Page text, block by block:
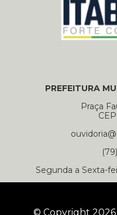
PREFEITURA
Praça
Segunda a Sexta-
© Copyright